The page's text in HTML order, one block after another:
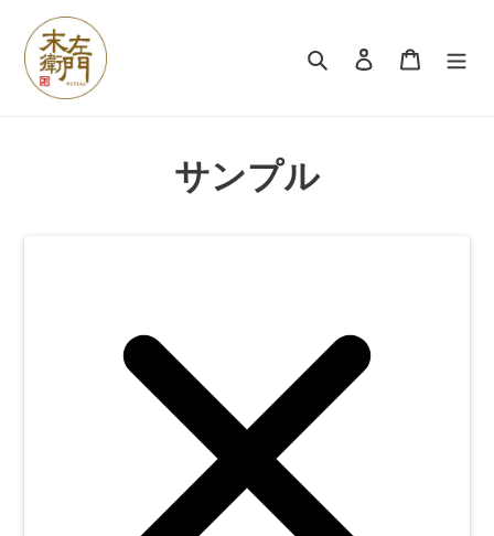
検索 ログインカート
サンプル